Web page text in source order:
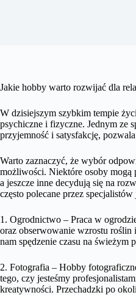
Jakie hobby warto rozwijać dla
W dzisiejszym szybkim tempie
psychiczne i fizyczne. Jednym ze
przyjemność i satysfakcję,
Warto zaznaczyć, że wybór
możliwości. Niektóre osoby mogą
a jeszcze inne decydują się na
często polecane przez
1. Ogrodnictwo – Praca w
oraz obserwowanie wzrostu
nam spędzenie czasu na świeżym
2. Fotografia – Hobby
tego, czy jesteśmy
kreatywności. Przechadzki po